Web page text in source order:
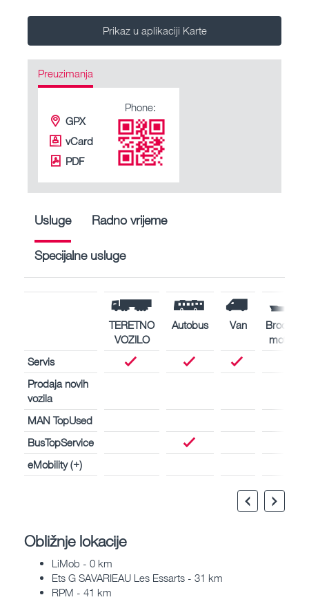
Prikaz u aplikaciji Karte
Preuzimanja
GPX
vCard
PDF
Phone:
Usluge Radno vrijeme
Specijalne usluge
TERETNO
VOZILO
Autobus Van
Brodski
motori
Servis
Prodaja novih
vozila
MAN TopUsed
BusTopService
eMobility (+)
Obližnje lokacije
LiMob - 0 km
Ets G SAVARIEAU Les Essarts - 31 km
RPM - 41 km